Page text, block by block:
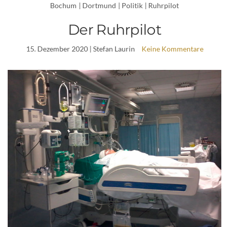
Bochum | Dortmund | Politik | Ruhrpilot
Der Ruhrpilot
15. Dezember 2020| Stefan Laurin Keine Kommentare